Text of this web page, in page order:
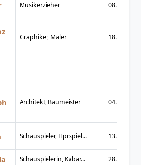
Musikerzieher 08.09.1887
Graphiker, Maler 18.08.1883
Architekt, Baumeister 04.11.1746
Schauspieler, Hprspiel... 13.01.1938
Schauspielerin, Kabar... 28.01.1912